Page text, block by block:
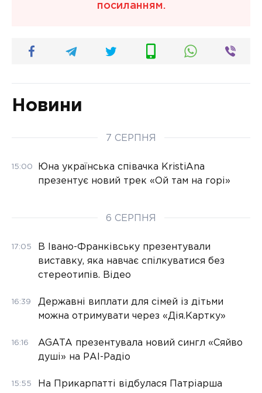
посиланням.
Новини
7 СЕРПНЯ
15:00
Юна українська співачка KristiAna
презентує новий трек «Ой там на горі»
6 СЕРПНЯ
17:05
В Івано-Франківську презентували
виставку, яка навчає спілкуватися без
стереотипів. Відео
16:39
Державні виплати для сімей із дітьми
можна отримувати через «Дія.Картку»
16:16
AGATA презентувала новий сингл «Сяйво
душі» на РАІ-Радіо
15:55 На Прикарпатті відбулася Патріарша